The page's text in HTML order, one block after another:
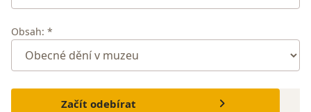
Obsah: *
Začít odebírat